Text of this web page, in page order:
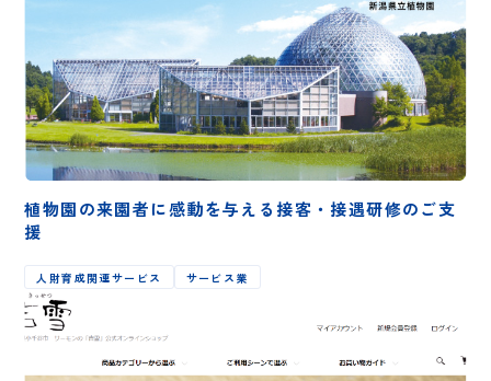
植物園の来園者に感動を与える接客・接遇研修のご支
援
人財育成関連サービス サービス業